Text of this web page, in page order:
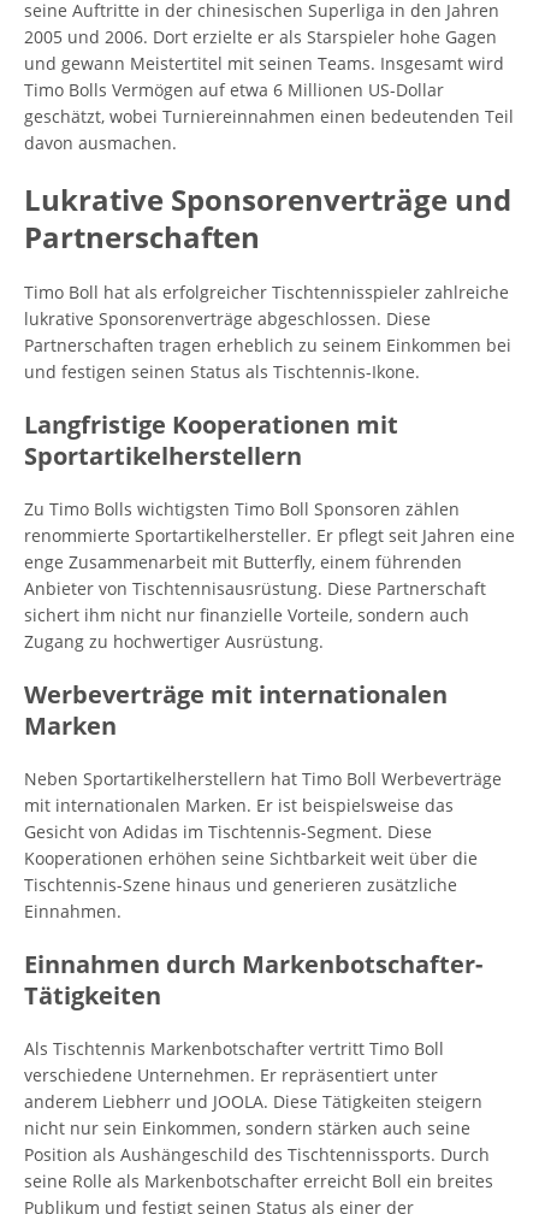
seine Auftritte in der chinesischen Superliga in den Jahren
2005 und 2006. Dort erzielte er als Starspieler hohe Gagen
und gewann Meistertitel mit seinen Teams. Insgesamt wird
Timo Bolls Vermögen auf etwa 6 Millionen US-Dollar
geschätzt, wobei Turniereinnahmen einen bedeutenden Teil
davon ausmachen.
Lukrative Sponsorenverträge und
Partnerschaften
Timo Boll hat als erfolgreicher Tischtennisspieler zahlreiche
lukrative Sponsorenverträge abgeschlossen. Diese
Partnerschaften tragen erheblich zu seinem Einkommen bei
und festigen seinen Status als Tischtennis-Ikone.
Langfristige Kooperationen mit
Sportartikelherstellern
Zu Timo Bolls wichtigsten Timo Boll Sponsoren zählen
renommierte Sportartikelhersteller. Er pflegt seit Jahren eine
enge Zusammenarbeit mit Butterfly, einem führenden
Anbieter von Tischtennisausrüstung. Diese Partnerschaft
sichert ihm nicht nur finanzielle Vorteile, sondern auch
Zugang zu hochwertiger Ausrüstung.
Werbeverträge mit internationalen
Marken
Neben Sportartikelherstellern hat Timo Boll Werbeverträge
mit internationalen Marken. Er ist beispielsweise das
Gesicht von Adidas im Tischtennis-Segment. Diese
Kooperationen erhöhen seine Sichtbarkeit weit über die
Tischtennis-Szene hinaus und generieren zusätzliche
Einnahmen.
Einnahmen durch Markenbotschafter-
Tätigkeiten
Als Tischtennis Markenbotschafter vertritt Timo Boll
verschiedene Unternehmen. Er repräsentiert unter
anderem Liebherr und JOOLA. Diese Tätigkeiten steigern
nicht nur sein Einkommen, sondern stärken auch seine
Position als Aushängeschild des Tischtennissports. Durch
seine Rolle als Markenbotschafter erreicht Boll ein breites
Publikum und festigt seinen Status als einer der